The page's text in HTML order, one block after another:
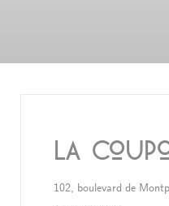
La
102, boulevard de